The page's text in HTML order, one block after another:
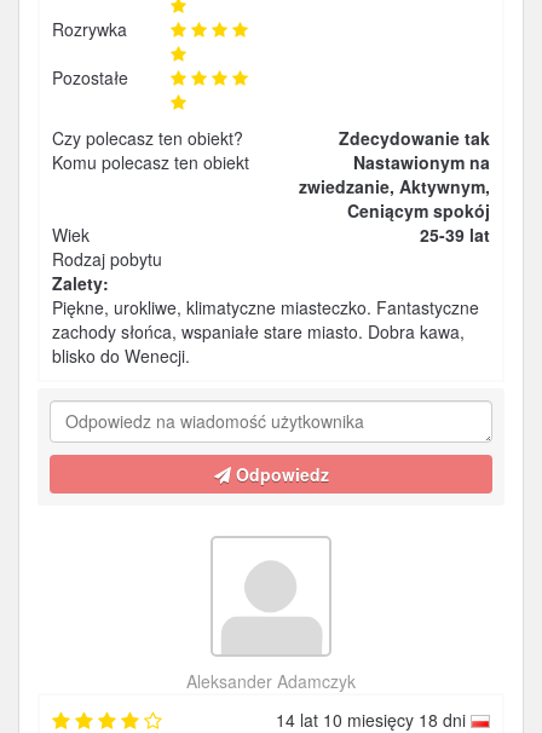
Rozrywka
Pozostałe
Czy polecasz ten obiekt?
Zdecydowanie tak
Komu polecasz ten obiekt
Nastawionym na
zwiedzanie, Aktywnym,
Ceniącym spokój
Wiek
25-39 lat
Rodzaj pobytu
Zalety:
Piękne, urokliwe, klimatyczne miasteczko. Fantastyczne
zachody słońca, wspaniałe stare miasto. Dobra kawa,
blisko do Wenecji.
Odpowiedz
Aleksander Adamczyk
14 lat 10 miesięcy 18 dni